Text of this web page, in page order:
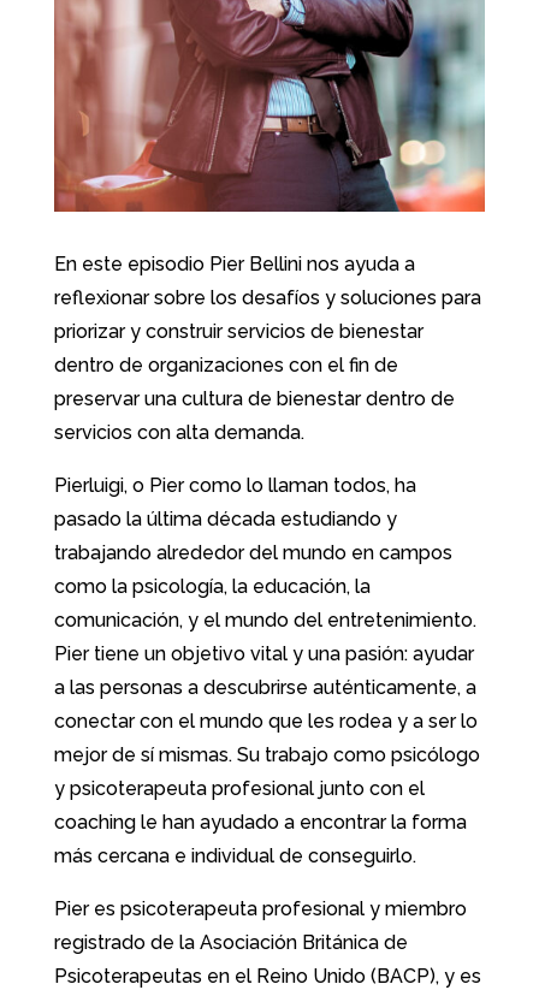
En este episodio Pier Bellini nos ayuda a
reflexionar sobre los desafíos y soluciones para
priorizar y construir servicios de bienestar
dentro de organizaciones con el fin de
preservar una cultura de bienestar dentro de
servicios con alta demanda.
Pierluigi, o Pier como lo llaman todos, ha
pasado la última década estudiando y
trabajando alrededor del mundo en campos
como la psicología, la educación, la
comunicación, y el mundo del entretenimiento.
Pier tiene un objetivo vital y una pasión: ayudar
a las personas a descubrirse auténticamente, a
conectar con el mundo que les rodea y a ser lo
mejor de sí mismas. Su trabajo como psicólogo
y psicoterapeuta profesional junto con el
coaching le han ayudado a encontrar la forma
más cercana e individual de conseguirlo.
Pier es psicoterapeuta profesional y miembro
registrado de la Asociación Británica de
Psicoterapeutas en el Reino Unido (BACP), y es